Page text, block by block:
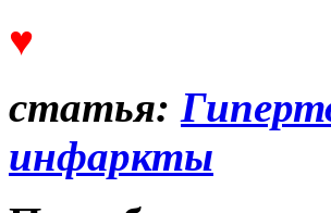
♥
статья:
инфаркты